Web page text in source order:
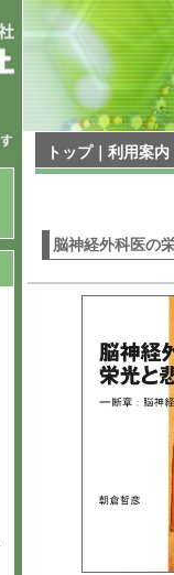
トップ｜ 利用案内
脳神経外科医の